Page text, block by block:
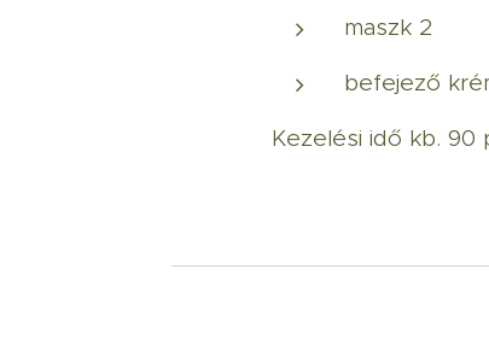
maszk 2
befejező
Kezelési idő kb. 90